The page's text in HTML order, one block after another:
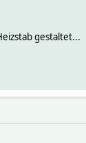
gestaltet...